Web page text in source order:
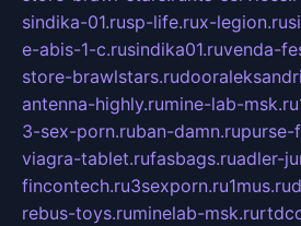
sindika-01.rusp-life.rux-legion.ru
e-abis-1-c.rusindika01.ruvenda-
store-brawlstars.ru
antenna-highly.rumine-lab-msk.ru
3-sex-porn.ruban-damn.rupurse-
viagra-tablet.rufasbags.ruadler-
fincontech.ru3sexporn.ru1mus.ru
rebus-toys.ruminelab-msk.ru